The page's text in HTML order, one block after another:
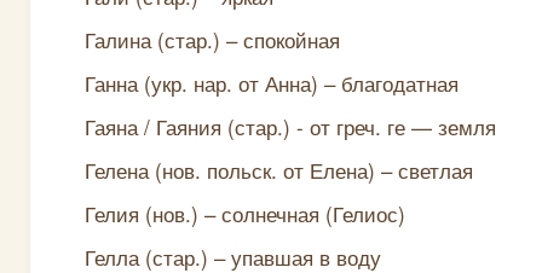
Галина (стар.) – спокойная
Ганна (укр. нар. от Анна) – благодатная
Гаяна / Гаяния (стар.) - от греч. ге — земля
Гелена (нов. польск. от Елена) – светлая
Гелия (нов.) – солнечная (Гелиос)
Гелла (стар.) – упавшая в воду